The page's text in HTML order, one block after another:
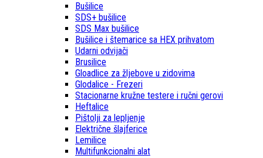
Bušilice
SDS+ bušilice
SDS Max bušilice
Bušilice i štemarice sa HEX prihvatom
Udarni odvijači
Brusilice
Gloadlice za žljebove u zidovima
Glodalice - Frezeri
Stacionarne kružne testere i ručni gerovi
Heftalice
Pištolji za lepljenje
Električne šlajferice
Lemilice
Multifunkcionalni alat